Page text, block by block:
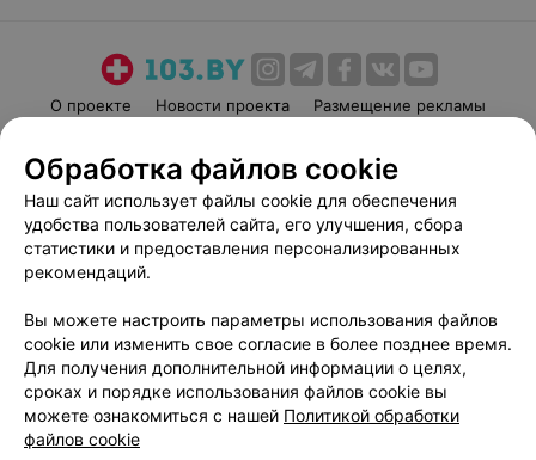
О проекте Новости проекта
Размещение рекламы
Пользовательское соглашение
Способы оплаты
Вакансии
Партнеры
Написать руководителю 103.by
Обработка персональных данных
Обработка файлов cookie
Наш сайт использует файлы cookie для обеспечения
удобства пользователей сайта, его улучшения, сбора
статистики и предоставления персонализированных
рекомендаций.
Вы можете настроить параметры использования файлов
cookie или изменить свое согласие в более позднее время.
Для получения дополнительной информации о целях,
сроках и порядке использования файлов cookie вы
можете ознакомиться с нашей Политикой обработки
файлов cookie